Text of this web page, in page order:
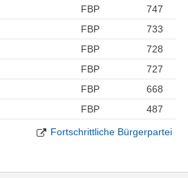
FBP
747
FBP
733
FBP
728
FBP
727
FBP
668
FBP 487
Fortschrittliche Bürgerpartei